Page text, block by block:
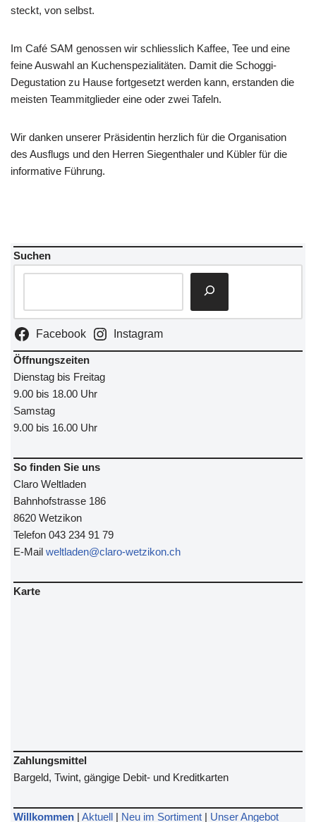
steckt, von selbst.
Im Café SAM genossen wir schliesslich Kaffee, Tee und eine
feine Auswahl an Kuchenspezialitäten. Damit die Schoggi-
Degustation zu Hause fortgesetzt werden kann, erstanden die
meisten Teammitglieder eine oder zwei Tafeln.
Wir danken unserer Präsidentin herzlich für die Organisation
des Ausflugs und den Herren Siegenthaler und Kübler für die
informative Führung.
Suchen
Facebook Instagram
Öffnungszeiten
Dienstag bis Freitag
9.00 bis 18.00 Uhr
Samstag
9.00 bis 16.00 Uhr
So finden Sie uns
Claro Weltladen
Bahnhofstrasse 186
8620 Wetzikon
Telefon 043 234 91 79
E-Mail weltladen@claro-wetzikon.ch
Karte
Zahlungsmittel
Bargeld, Twint, gängige Debit- und Kreditkarten
Willkommen | Aktuell | Neu im Sortiment | Unser Angebot